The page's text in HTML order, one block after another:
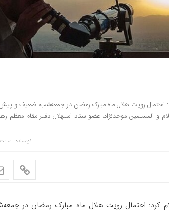
احتمال رویت هلال ماه مبارک رمضان در جمعه‌شب، ضعیف و
و المسلمین موحدنژاد، عضو ستاد استهلال دفتر مقام
نویسنده :
کرد: احتمال رویت هلال ماه مبارک رمضان در